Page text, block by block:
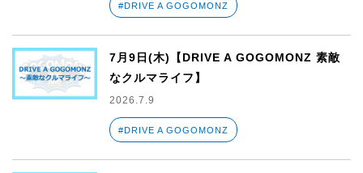
#DRIVE A GOGOMONZ
7月9日(木)【DRIVE A GOGOMONZ 素敵
なクルマライフ】
2026.7.9
#DRIVE A GOGOMONZ